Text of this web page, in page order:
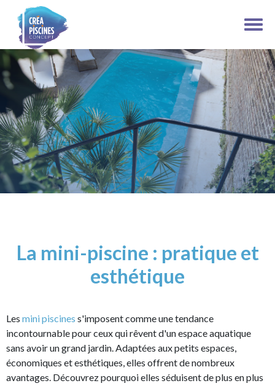
La mini-piscine : pratique et
esthétique
Les mini piscines s'imposent comme une tendance
incontournable pour ceux qui rêvent d'un espace aquatique
sans avoir un grand jardin. Adaptées aux petits espaces,
économiques et esthétiques, elles offrent de nombreux
avantages. Découvrez pourquoi elles séduisent de plus en plus